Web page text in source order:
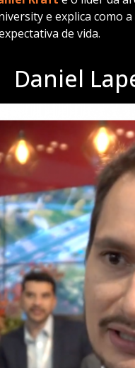
e explica como
de vida.
Daniel